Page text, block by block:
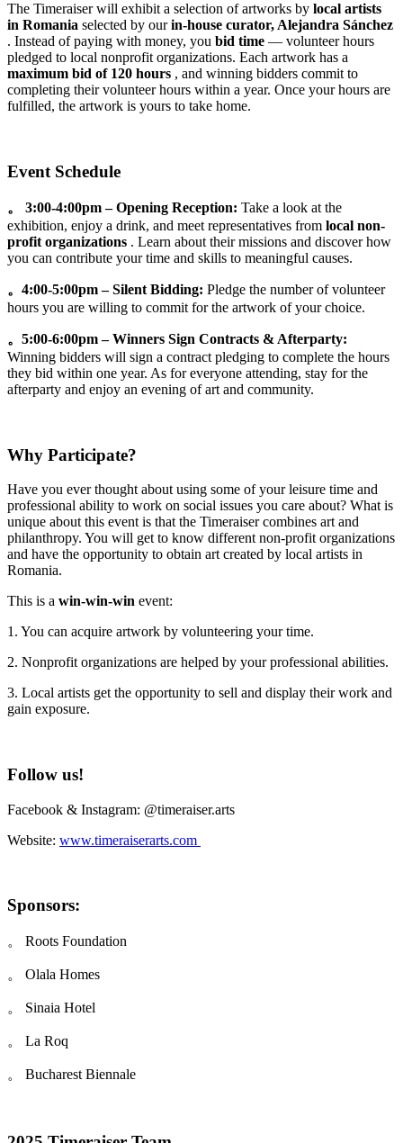
The Timeraiser will exhibit a selection of artworks by local artists
in Romania selected by ourin-house curator, Alejandra Sánchez
. Instead of paying with money, you bid time — volunteer hours
pledged to local nonprofit organizations. Each artwork has a
maximum bid of 120 hours , and winning bidders commit to
completing their volunteer hours within a year. Once your hours are
fulfilled, the artwork is yours to take home.
Event Schedule
。 3:00-4:00pm – Opening Reception: Take a look at the
exhibition, enjoy a drink, and meet representatives from local non-
profit organizations . Learn about their missions and discover how
you can contribute your time and skills to meaningful causes.
。4:00-5:00pm – Silent Bidding: Pledge the number of volunteer
hours you are willing to commit for the artwork of your choice.
。5:00-6:00pm – Winners Sign Contracts & Afterparty:
Winning bidders will sign a contract pledging to complete the hours
they bid within one year. As for everyone attending, stay for the
afterparty and enjoy an evening of art and community.
Why Participate?
Have you ever thought about using some of your leisure time and
professional ability to work on social issues you care about? What is
unique about this event is that the Timeraiser combines art and
philanthropy. You will get to know different non-profit organizations
and have the opportunity to obtain art created by local artists in
Romania.
This is a win-win-win event:
1. You can acquire artwork by volunteering your time.
2. Nonprofit organizations are helped by your professional abilities.
3. Local artists get the opportunity to sell and display their work and
gain exposure.
Follow us!
Facebook & Instagram: @timeraiser.arts
Website: www.timeraiserarts.com
Sponsors:
。 Roots Foundation
。 Olala Homes
。 Sinaia Hotel
。 La Roq
。 Bucharest Biennale